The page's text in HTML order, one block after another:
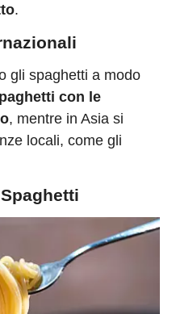
.
gli spaghetti a modo
con le
, mentre in Asia si
locali, come gli